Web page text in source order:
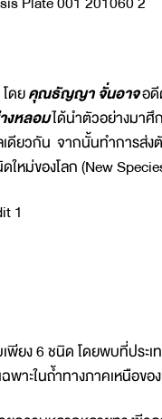
ดยคุณธัญญา จั่นอาจอดี
งหลอมได้นำตัวอย่างมาศึ
ยวกัน จากนั้นทำการส่ง
หม่ของโลก (New
ง 6 ชนิด โดยพบที่ประเ
ะในถ้ำทางภาคเหนือของ